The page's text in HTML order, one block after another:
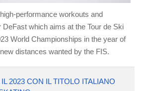
performance workouts and
DeFast which aims at the Tour de Ski
World Championships in the year of
distances wanted by the FIS.
2023 CON IL TITOLO ITALIANO